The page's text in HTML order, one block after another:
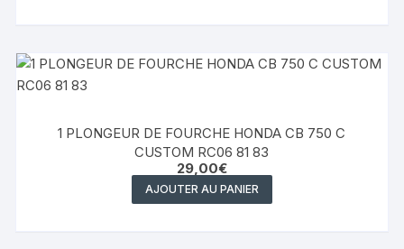
1 PLONGEUR DE FOURCHE HONDA CB 750 C
CUSTOM RC06 81 83
29,00€
AJOUTER AU PANIER